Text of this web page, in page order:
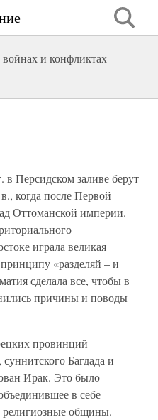
и конфликтах
в Персидском заливе берут
когда после Первой
Оттоманской империи.
играла великая
«разделяй – и
сделала все, чтобы в
причины и поводы
провинций –
Багдада и
Ирак. Это было
в себе
общины.